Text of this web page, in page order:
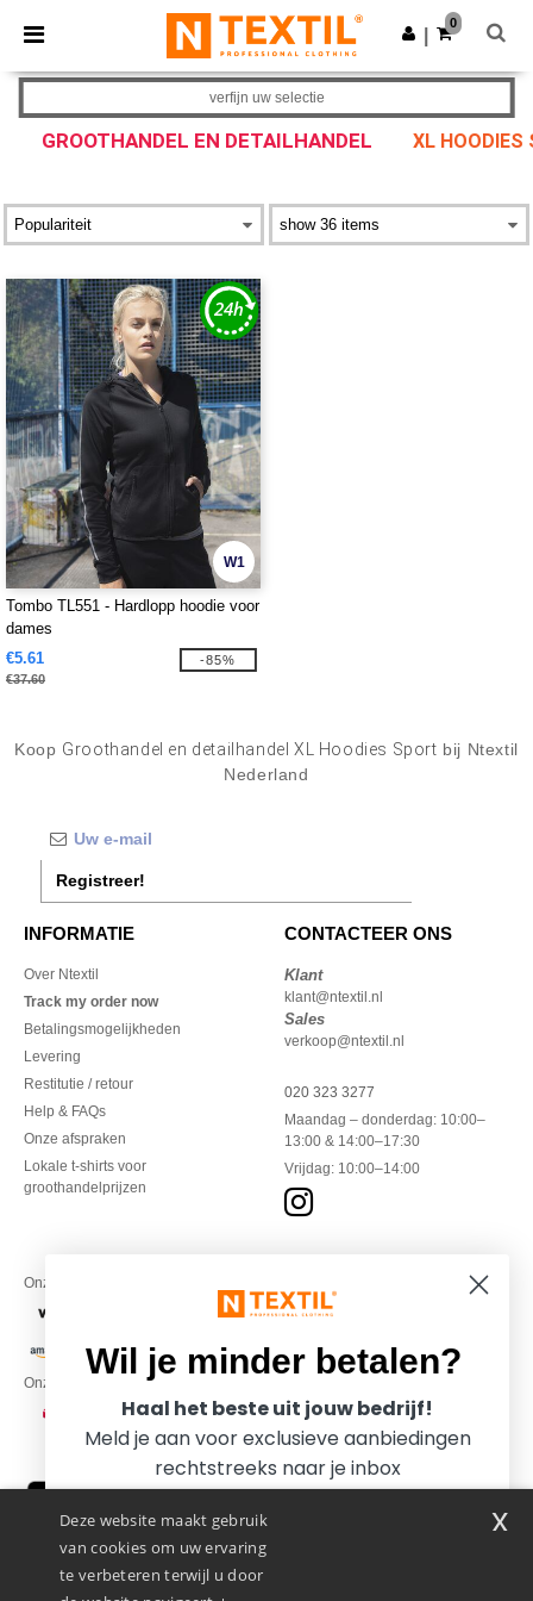
× Ntextil-app
Betere prijzen in de app!
Download app
0
GROOTHANDEL EN DETAILHANDEL XL HOODIES
verfijn uw selectie
W1
Tombo TL551 - Hardlopp hoodie voor
dames
€5.61
€37.60
-85%
Koop Groothandel en detailhandel XL Hoodies Sport bij Ntextil
Nederland
Registreer!
INFORMATIE
Over Ntextil
Track my order now
Betalingsmogelijkheden
Levering
Restitutie / retour
Help & FAQs
Onze afspraken
Lokale t-shirts voor
groothandelprijzen
CONTACTEER ONS
Klant
klant@ntextil.nl
Sales
verkoop@ntextil.nl
020 323 3277
Maandag – donderdag: 10:00–
13:00 & 14:00–17:30
Vrijdag: 10:00–14:00
Onze financiële partners
Onze transporteurs
Deze website maakt gebruik
van cookies om uw ervaring
te verbeteren terwijl u door
x
Wil je minder betalen?
Haal het beste uit jouw bedrijf!
Meld je aan voor exclusieve aanbiedingen
rechtstreeks naar je inbox